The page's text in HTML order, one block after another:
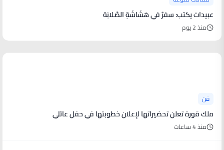
عبيدات يكتب: سفرٌ في هَشَاشَةِ الصَّلابَة
منذ 2 يوم
فن
ملك قورة تعلن تحضيراتها لإعلان خطوبتها في حفل عائلي
منذ 4 ساعات